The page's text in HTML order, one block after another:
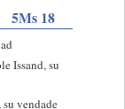
5Ms 18
Issand, su
vendade